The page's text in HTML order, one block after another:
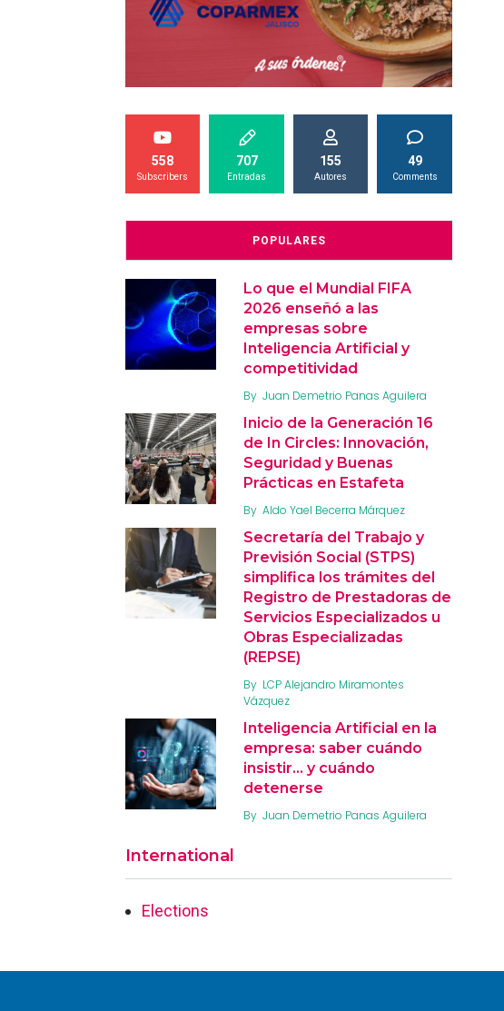
558
Subscribers
707
Entradas
155
Autores
49
Comments
POPULARES
Lo que el Mundial FIFA
2026 enseñó a las
empresas sobre
Inteligencia Artificial y
competitividad
By Juan Demetrio Panas Aguilera
Inicio de la Generación 16
de In Circles: Innovación,
Seguridad y Buenas
Prácticas en Estafeta
By Aldo Yael Becerra Márquez
Secretaría del Trabajo y
Previsión Social (STPS)
simplifica los trámites del
Registro de Prestadoras de
Servicios Especializados u
Obras Especializadas
(REPSE)
By LCP Alejandro Miramontes
Vázquez
Inteligencia Artificial en la
empresa: saber cuándo
insistir… y cuándo
detenerse
By Juan Demetrio Panas Aguilera
International
Elections